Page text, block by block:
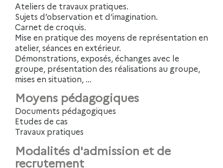
Ateliers de travaux pratiques.
Sujets d’observation et d’imagination.
Carnet de croquis.
Mise en pratique des moyens de représentation en
atelier, séances en extérieur.
Démonstrations, exposés, échanges avec le
groupe, présentation des réalisations au groupe,
mises en situation, ...
Moyens pédagogiques
Documents pédagogiques
Etudes de cas
Travaux pratiques
Modalités d'admission et de
recrutement